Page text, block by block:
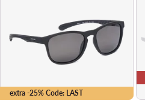
extra -25% Code: LAST